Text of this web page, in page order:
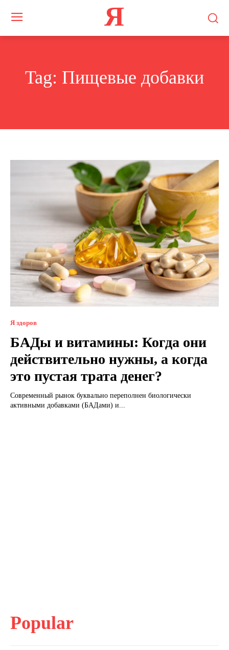
Я
Tag: Пищевые добавки
Я здоров
БАДы и витамины: Когда они
действительно нужны, а когда
это пустая трата денег?
Современный рынок буквально переполнен биологически
активными добавками (БАДами) и...
Popular